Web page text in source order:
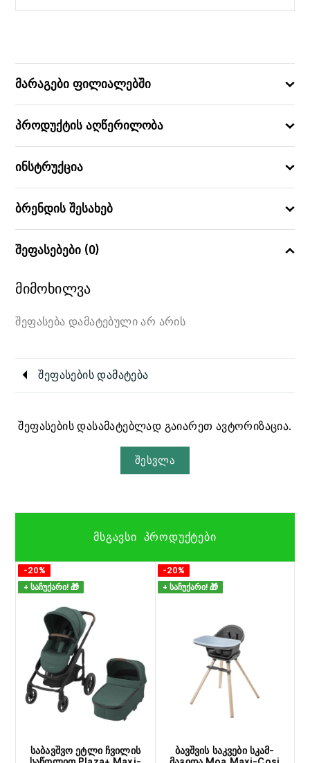
მარაგები ფილიალებში
პროდუქტის აღწერილობა
ინსტრუქცია
ბრენდის შესახებ
შეფასებები (0)
მიმოხილვა
შეფასება დამატებული არ არის
შეფასების დამატება
შეფასების დასამატებლად გაიარეთ ავტორიზაცია.
შესვლა
ᲛᲡᲒᲐᲕᲡᲘ ᲞᲠᲝᲓᲣᲥᲢᲔᲑᲘ
-20%
+ საჩუქარი! 🎁
საბავშვო ეტლი ჩვილის
-20%
+ საჩუქარი! 🎁
ბავშვის საკვები სკამ-